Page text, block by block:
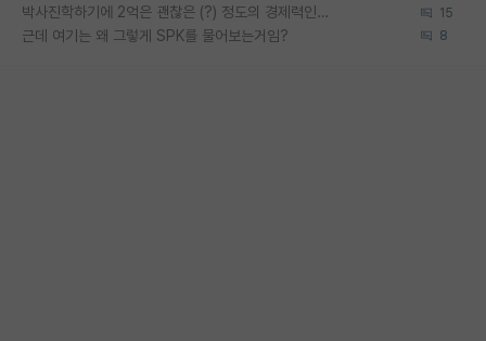
박사진학하기에 2억은 괜찮은 (?) 정도의 경제력인가요 15
근데 여기는 왜 그렇게 SPK를 물어보는거임? 8